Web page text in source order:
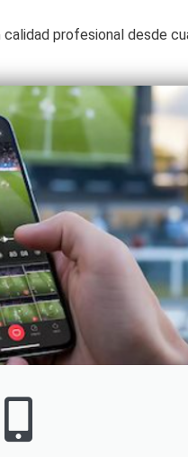
calidad profesional desde